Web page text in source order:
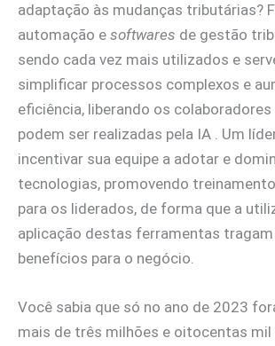
adaptação às mudanças tributárias?
automação e softwares de gestão
sendo cada vez mais utilizados e
simplificar processos complexos e
eficiência, liberando os
podem ser realizadas pela IA . Um
incentivar sua equipe a adotar e
tecnologias, promovendo
para os liderados, de forma que a
aplicação destas ferramentas
benefícios para o negócio.
Você sabia que só no ano de 2023
mais de três milhões e oitocentas mil